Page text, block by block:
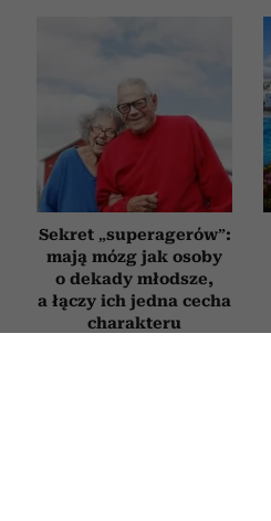
Sekret „superagerów”:
mają mózg jak osoby
o dekady młodsze,
a łączy ich jedna cecha
charakteru